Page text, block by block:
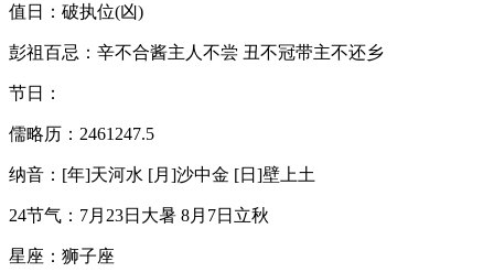
值日：破执位(凶)
彭祖百忌：辛不合酱主人不尝 丑不冠带主不还乡
节日：
儒略历：2461247.5
纳音：[年]天河水 [月]沙中金 [日]壁上土
24节气：7月23日大暑 8月7日立秋
星座：狮子座